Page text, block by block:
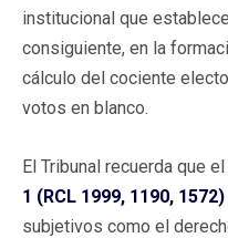
institucional que
consiguiente, en la
cálculo del cociente
votos en blanco.
El Tribunal recuerda que
1 (RCL 1999, 1190, 1572)
subjetivos como el